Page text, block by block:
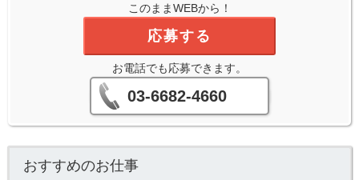
このままWEBから！
応募する
お電話でも応募できます。
03-6682-4660
おすすめのお仕事